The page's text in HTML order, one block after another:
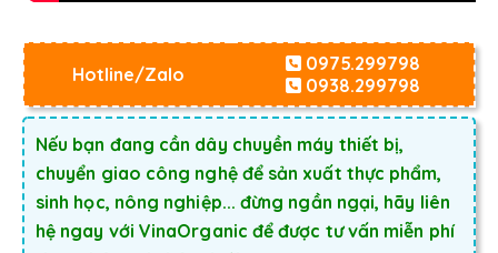
Hotline/Zalo
0975.299798
0938.299798
Nếu bạn đang cần dây chuyền máy thiết bị,
chuyển giao công nghệ để sản xuất thực phẩm,
sinh học, nông nghiệp... đừng ngần ngại, hãy liên
hệ ngay với VinaOrganic để được tư vấn miễn phí